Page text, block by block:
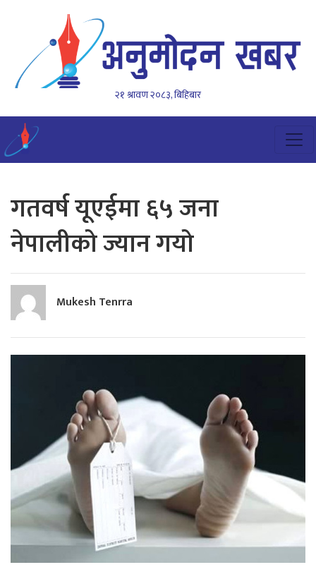
२१ श्रावण २०८३, बिहिबार
गतवर्ष यूएईमा ६५ जना
नेपालीको ज्यान गयो
Mukesh Tenrra